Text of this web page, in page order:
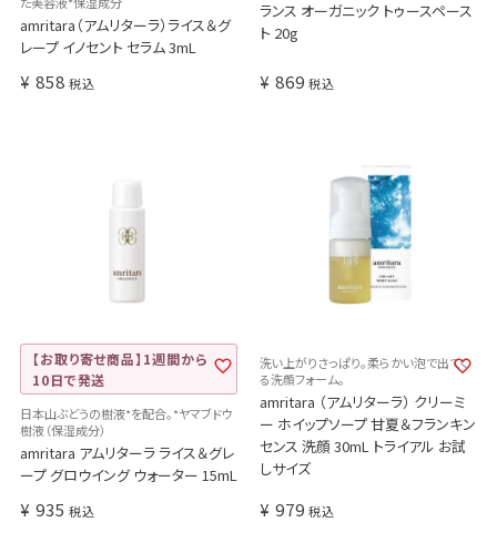
amritara（アムリターラ）ライス＆グ
レープ イノセント セラム 3mL
¥ 858 税込
ランス オーガニック トゥースペース
ト 20g
¥ 869 税込
【お取り寄せ商品】1週間から
10日で発送
日本山ぶどうの樹液*を配合。*ヤマブドウ
樹液（保湿成分）
amritara アムリターラ ライス＆グレ
ープ グロウイング ウォーター 15mL
¥ 935 税込
洗い上がりさっぱり。柔らかい泡で出てく
る洗顔フォーム。
amritara （アムリターラ） クリーミ
ー ホイップソープ 甘夏＆フランキン
センス 洗顔 30mL トライアル お試
しサイズ
¥ 979 税込